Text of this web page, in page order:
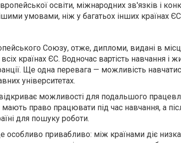
освіти, міжнародних зв'язків і
умовами, ніж у багатьох інших країнах
Союзу, отже, дипломи, видані в
країнах ЄС. Водночас вартість навчання і
Ще одна перевага — можливість
університетах.
можливості для подальшого
мають право працювати під час навчання, а
для пошуку роботи.
особливо привабливо: між країнами діє